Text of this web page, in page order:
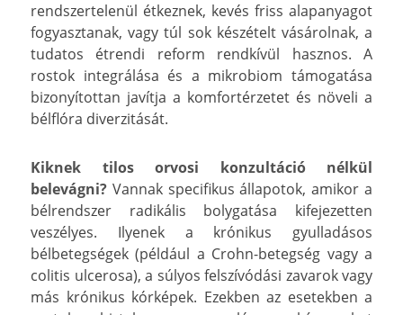
rendszertelenül étkeznek, kevés friss alapanyagot
fogyasztanak, vagy túl sok készételt vásárolnak, a
tudatos étrendi reform rendkívül hasznos. A
rostok integrálása és a mikrobiom támogatása
bizonyítottan javítja a komfortérzetet és növeli a
bélflóra diverzitását.
Kiknek tilos orvosi konzultáció nélkül
belevágni? Vannak specifikus állapotok, amikor a
bélrendszer radikális bolygatása kifejezetten
veszélyes. Ilyenek a krónikus gyulladásos
bélbetegségek (például a Crohn-betegség vagy a
colitis ulcerosa), a súlyos felszívódási zavarok vagy
más krónikus kórképek. Ezekben az esetekben a